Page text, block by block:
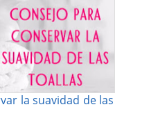
la suavidad de las